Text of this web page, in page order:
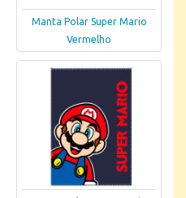
Manta Polar Super Mario
Vermelho